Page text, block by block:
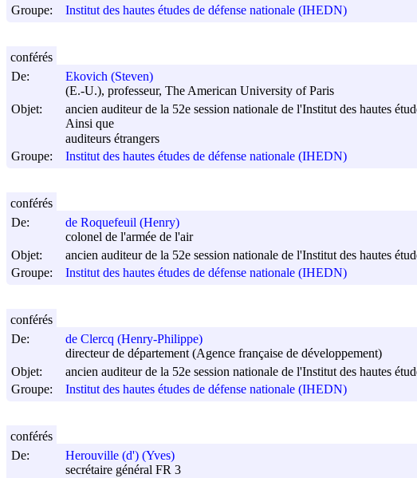
Groupe:
Institut des hautes études de défense nationale (IHEDN)
De:
Ekovich (Steven)
(E.-U.), professeur, The American University of Paris
Objet:
ancien auditeur de la 52e session nationale de l'Institut des hautes
Ainsi que
auditeurs étrangers
Groupe:
Institut des hautes études de défense nationale (IHEDN)
conférés
De:
de Roquefeuil (Henry)
colonel de l'armée de l'air
Objet:
ancien auditeur de la 52e session nationale de l'Institut des hautes
Groupe:
Institut des hautes études de défense nationale (IHEDN)
conférés
De:
de Clercq (Henry-Philippe)
directeur de département (Agence française de développement)
Objet:
ancien auditeur de la 52e session nationale de l'Institut des hautes
Groupe:
Institut des hautes études de défense nationale (IHEDN)
conférés
De:
Herouville (d') (Yves)
secrétaire général FR 3
conférés